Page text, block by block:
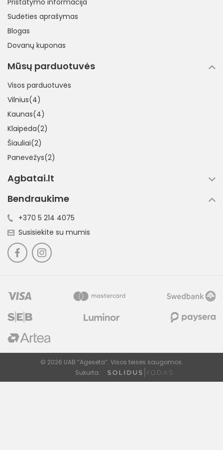
Pristatymo informacija
Sudėties aprašymas
Blogas
Dovanų kuponas
Mūsų parduotuvės
Visos parduotuvės
Vilnius(4)
Kaunas(4)
Klaipėda(2)
Šiauliai(2)
Panevėžys(2)
Agbatai.lt
Bendraukime
+370 5 214 4075
Susisiekite su mumis
© 2026 UAB “Ageseta”. Visos teisės saugomos.
Sukurta: